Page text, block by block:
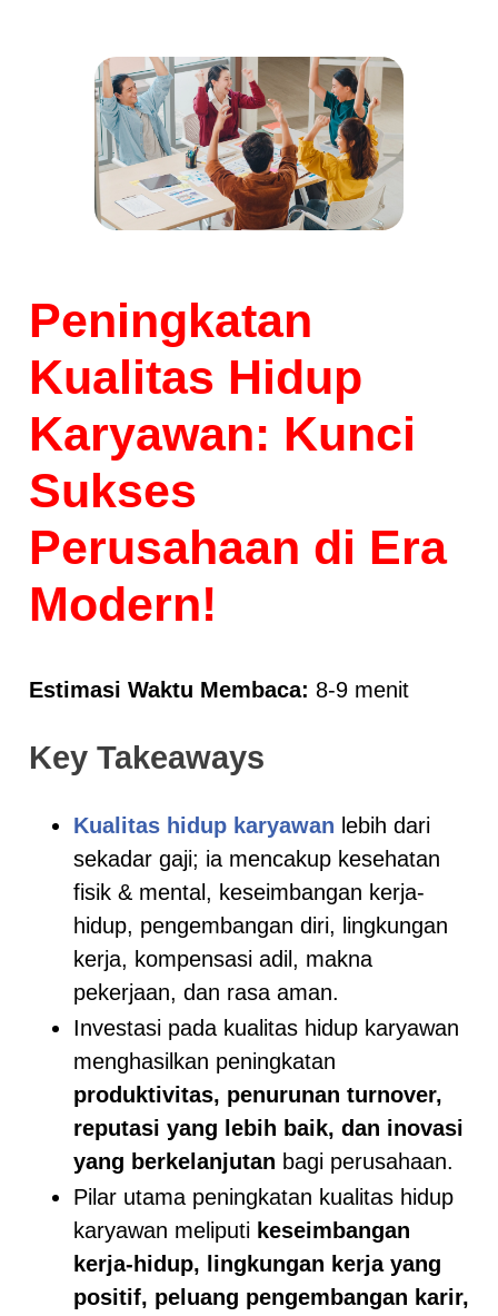
Peningkatan
Kualitas Hidup
Karyawan: Kunci
Sukses
Perusahaan di Era
Modern!
Estimasi Waktu Membaca: 8-9 menit
Key Takeaways
Kualitas hidup karyawan lebih dari
sekadar gaji; ia mencakup kesehatan
fisik & mental, keseimbangan kerja-
hidup, pengembangan diri, lingkungan
kerja, kompensasi adil, makna
pekerjaan, dan rasa aman.
Investasi pada kualitas hidup karyawan
menghasilkan peningkatan
produktivitas, penurunan turnover,
reputasi yang lebih baik, dan inovasi
yang berkelanjutan bagi perusahaan.
Pilar utama peningkatan kualitas hidup
karyawan meliputi keseimbangan
kerja-hidup, lingkungan kerja yang
positif, peluang pengembangan karir,